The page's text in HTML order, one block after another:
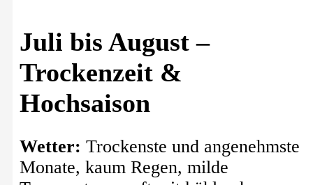
Juli bis August –
Trockenzeit &
Hochsaison
Wetter: Trockenste und angenehmste
Monate, kaum Regen, milde